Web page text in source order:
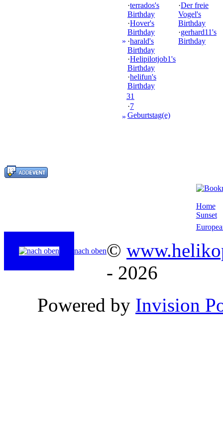
»
·terrados's
Birthday
·Hover's
Birthday
·harald's
Birthday
·Helipilotjob1's
Birthday
·helifun's
Birthday
·Der freie
Vogel's
Birthday
·gerhard11's
Birthday
»
31
·7
Geburtstag(e)
Home
Sunset
nach oben©
- 2026
Powered by Invision